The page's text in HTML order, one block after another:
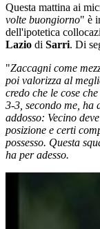
Questa mattina ai
volte buongiorno" è
dell'ipotetica
Lazio di Sarri. Di
"Zaccagni come
poi valorizza al
credo che le cose
3-3, secondo me, ha
addosso: Vecino
posizione e certi
possesso. Questa
ha per adesso.